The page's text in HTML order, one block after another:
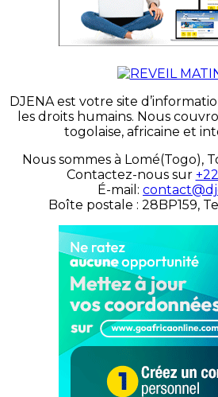
DJENA est votre site
les droits humains. Nous
togolaise, africaine et
Nous sommes à Lomé(Togo),
Contactez-nous sur
É-mail:
Boîte postale : 28BP159,